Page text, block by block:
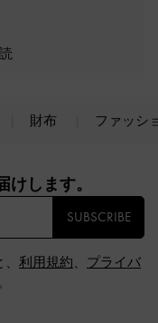
財布 ファッシ
します。​
SUBSCRIBE
利用規約、 プライバ